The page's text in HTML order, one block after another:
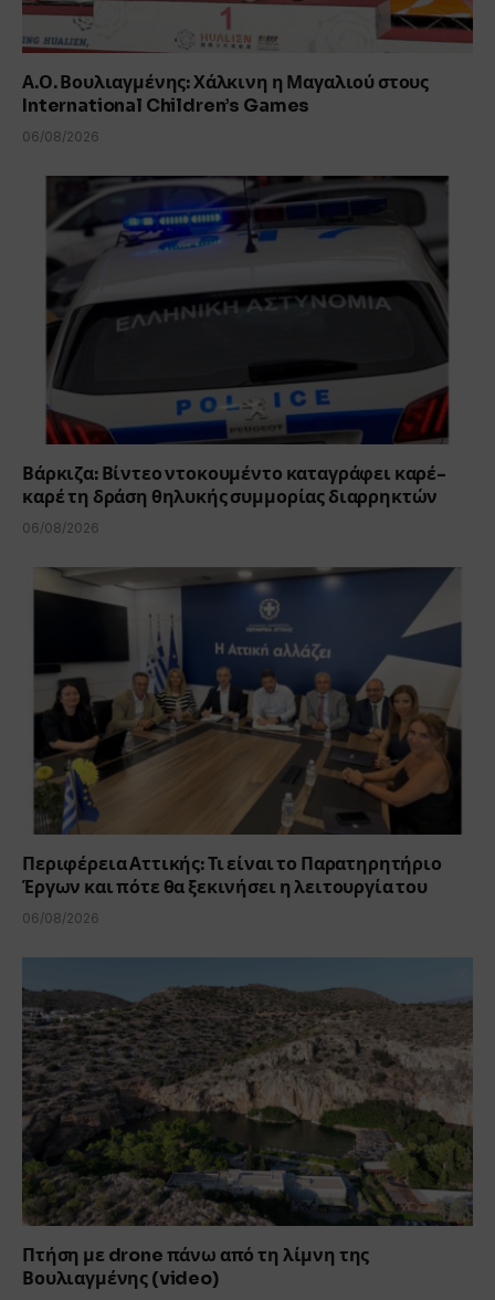
Α.Ο. Βουλιαγμένης: Χάλκινη η Μαγαλιού στους
International Children’s Games
06/08/2026
Βάρκιζα: Βίντεο ντοκουμέντο καταγράφει καρέ-
καρέ τη δράση θηλυκής συμμορίας διαρρηκτών
06/08/2026
Περιφέρεια Αττικής: Τι είναι το Παρατηρητήριο
Έργων και πότε θα ξεκινήσει η λειτουργία του
06/08/2026
Πτήση με drone πάνω από τη λίμνη της
Βουλιαγμένης (video)